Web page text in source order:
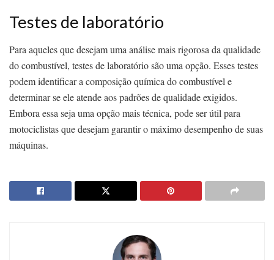
Testes de laboratório
Para aqueles que desejam uma análise mais rigorosa da qualidade
do combustível, testes de laboratório são uma opção. Esses testes
podem identificar a composição química do combustível e
determinar se ele atende aos padrões de qualidade exigidos.
Embora essa seja uma opção mais técnica, pode ser útil para
motociclistas que desejam garantir o máximo desempenho de suas
máquinas.